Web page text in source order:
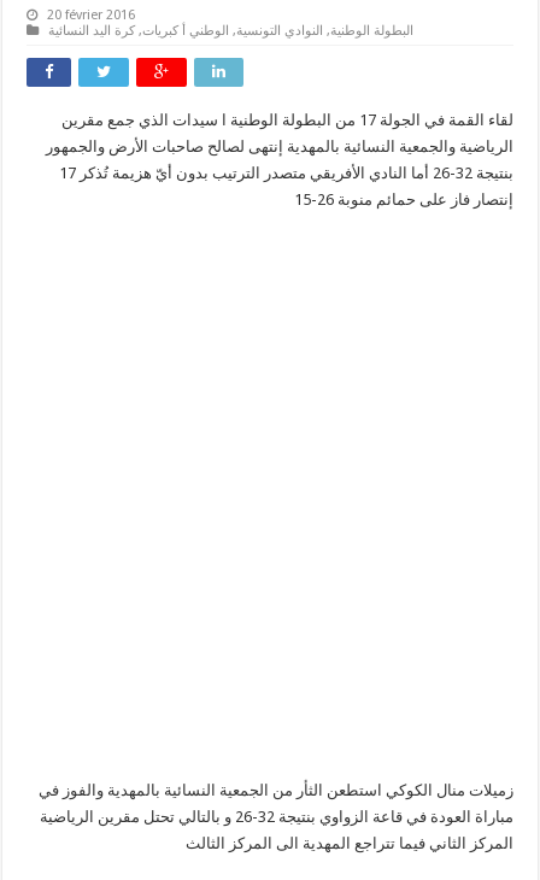
20 février 2016
البطولة الوطنية, النوادي التونسية, الوطني أ كبريات, كرة اليد النسائية
لقاء القمة في الجولة 17 من البطولة الوطنية ا سيدات الذي جمع مقرين
الرياضية والجمعية النسائية بالمهدية إنتهى لصالح صاحبات الأرض والجمهور
بنتيجة 32-26 أما النادي الأفريقي متصدر الترتيب
بدون أيّ هزيمة تُذكر 17
إنتصار فاز على حمائم منوبة 26-15
زميلات منال الكوكي استطعن الثأر من الجمعية النسائية بالمهدية والفوز في
مباراة العودة في قاعة الزواوي بنتيجة 32-26
و بالتالي تحتل مقرين الرياضية
المركز الثاني فيما تتراجع المهدية الى المركز الثالث